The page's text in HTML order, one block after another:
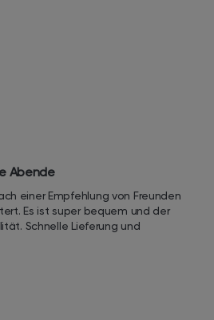
Abende
einer Empfehlung von Freunden
Es ist super bequem und der
Schnelle Lieferung und